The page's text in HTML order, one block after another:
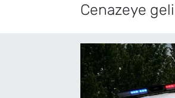
Cenazeye